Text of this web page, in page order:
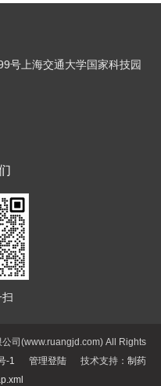
号上海交通大学国家科技园
司(www.ruangjd.com) All Rights
-1 管理登陆 技术支持： 制药